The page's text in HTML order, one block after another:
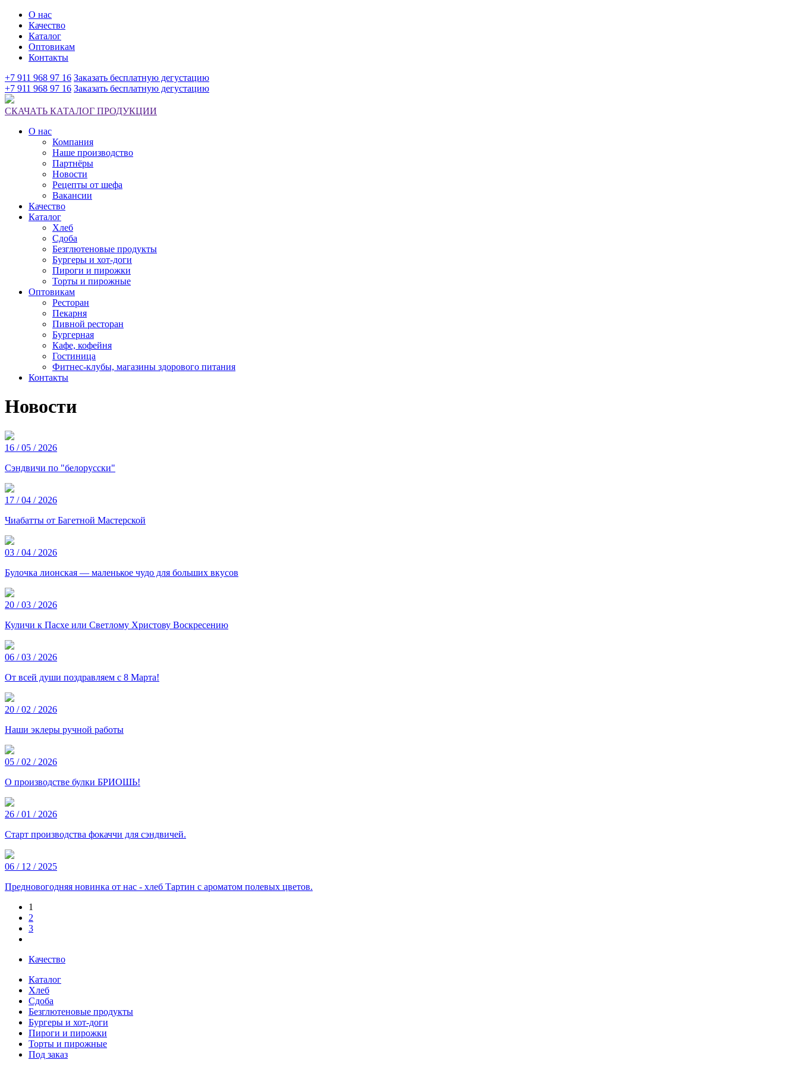
О нас
Качество
Каталог
Оптовикам
Контакты
+7 911 968 97 16 Заказать бесплатную дегустацию
+7 911 968 97 16 Заказать бесплатную дегустацию
СКАЧАТЬ КАТАЛОГ ПРОДУКЦИИ
О нас
Компания
Наше производство
Партнёры
Новости
Рецепты от шефа
Вакансии
Качество
Каталог
Хлеб
Сдоба
Безглютеновые продукты
Бургеры и хот-доги
Пироги и пирожки
Торты и пирожные
Оптовикам
Ресторан
Пекарня
Пивной ресторан
Бургерная
Кафе, кофейня
Гостиница
Фитнес-клубы, магазины здорового питания
Контакты
Новости
16 / 05 / 2026
Сэндвичи по "белорусски"
17 / 04 / 2026
Чиабатты от Багетной Мастерской
03 / 04 / 2026
Булочка лионская — маленькое чудо для больших вкусов
20 / 03 / 2026
Куличи к Пасхе или Светлому Христову Воскресению
06 / 03 / 2026
От всей души поздравляем с 8 Марта!
20 / 02 / 2026
Наши эклеры ручной работы
05 / 02 / 2026
О производстве булки БРИОШЬ!
26 / 01 / 2026
Старт производства фокаччи для сэндвичей.
06 / 12 / 2025
Предновогодняя новинка от нас - хлеб Тартин с ароматом полевых цветов.
1
2
3
Качество
Каталог
Хлеб
Сдоба
Безглютеновые продукты
Бургеры и хот-доги
Пироги и пирожки
Торты и пирожные
Под заказ